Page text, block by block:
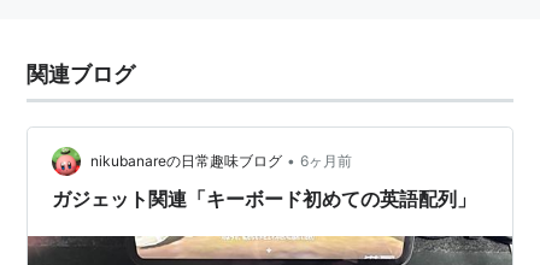
関連ブログ
nikubanareの日常趣味ブログ • 6ヶ月前
ガジェット関連「キーボード初めての英語配列」